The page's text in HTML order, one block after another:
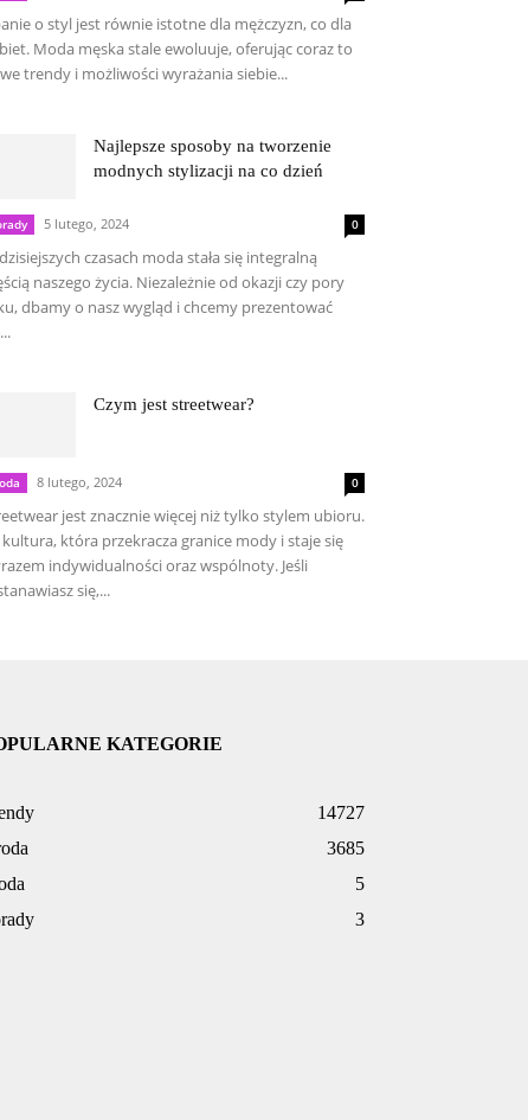
o styl jest równie istotne dla mężczyzn, co dla
Moda męska stale ewoluuje, oferując coraz to
trendy i możliwości wyrażania siebie...
Najlepsze sposoby na tworzenie
modnych stylizacji na co dzień
5 lutego, 2024 0
czasach moda stała się integralną
naszego życia. Niezależnie od okazji czy pory
dbamy o nasz wygląd i chcemy prezentować
Czym jest streetwear?
8 lutego, 2024 0
jest znacznie więcej niż tylko stylem ubioru.
kultura, która przekracza granice mody i staje się
indywidualności oraz wspólnoty. Jeśli
się,...
KATEGORIE
14727
3685
5
3